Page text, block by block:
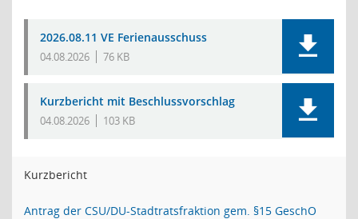
2026.08.11 VE Ferienausschuss
04.08.2026 76 KB
Kurzbericht mit Beschlussvorschlag
04.08.2026 103 KB
Kurzbericht
Antrag der CSU/DU-Stadtratsfraktion gem. §15 GeschO